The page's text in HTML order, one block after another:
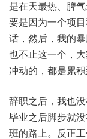
是在天最热、脾
要是因为一个项
话，然后，我的
也不止这一个，
冲动的，都是累积
辞职之后，我也
毕业之后脚步就
班的路上。反正